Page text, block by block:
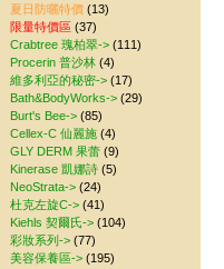
夏日防曬特價 (13)
限量特價區 (37)
Crabtree 瑰柏翠-> (111)
Procerin 普沙林 (4)
維多利亞的秘密-> (17)
Bath&BodyWorks-> (29)
Burt's Bee-> (85)
Cellex-C 仙麗施 (4)
GLY DERM 果蕾 (9)
Kinerase 凱娜詩 (5)
NeoStrata-> (24)
杜克左旋C-> (41)
Kiehls 契爾氏-> (104)
彩妝系列-> (77)
美容保養區-> (195)